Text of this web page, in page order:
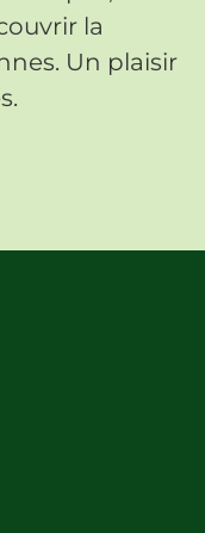
la
Un plaisir